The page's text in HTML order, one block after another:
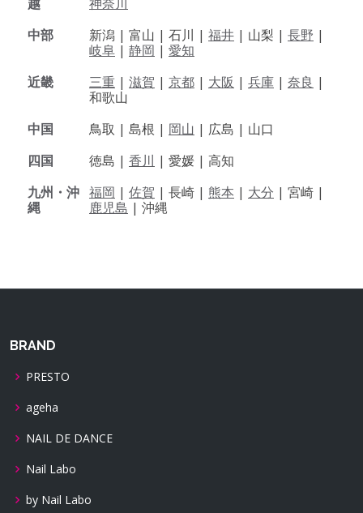
中部
新潟 | 富山 | 石川 | 福井 | 山梨 | 長野 |
岐阜 | 静岡 | 愛知
近畿
三重 | 滋賀 | 京都 | 大阪 | 兵庫 | 奈良 |
和歌山
中国
鳥取 | 島根 | 岡山 | 広島 | 山口
四国
徳島 | 香川 | 愛媛 | 高知
九州・沖
縄
福岡 | 佐賀 | 長崎 | 熊本 | 大分 | 宮崎 |
鹿児島 | 沖縄
BRAND
PRESTO
ageha
NAIL DE DANCE
Nail Labo
by Nail Labo